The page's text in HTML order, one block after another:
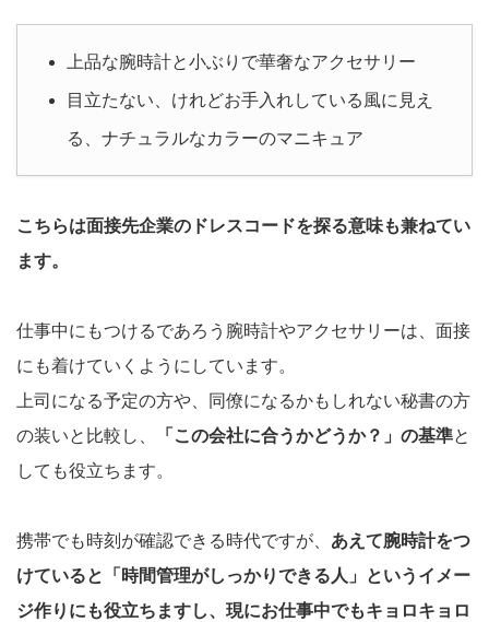
上品な腕時計と小ぶりで華奢なアクセサリー
目立たない、けれどお手入れしている風に見え
る、ナチュラルなカラーのマニキュア
こちらは面接先企業のドレスコードを探る意味も兼ねてい
ます。
仕事中にもつけるであろう腕時計やアクセサリーは、面接
にも着けていくようにしています。
上司になる予定の方や、同僚になるかもしれない秘書の方
の装いと比較し、
「この会社に合うかどうか？」の基準と
しても役立ちます。
携帯でも時刻が確認できる時代ですが、 あえて腕時計をつ
けていると「時間管理がしっかりできる人」というイメー
ジ作りにも役立ちますし、現にお仕事中でもキョロキョロ